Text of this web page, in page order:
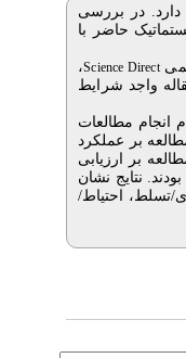
در بررسی
حاضر با
Science Direct،
زمانی جستجو شدند و 60 مقاله واجد شرایط
ورود به مطالعه را داشتند. 63 مقاله به دلیل عدم انجام مطالعات
مطالعه بر عملکرد
بر ارزیابی
نتایج نشان
تسلط، احتیاط/